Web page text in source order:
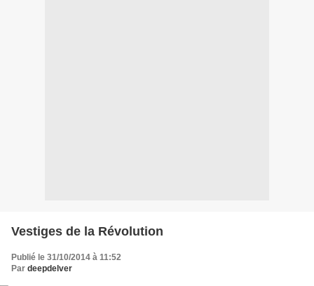
Vestiges de la Révolution
Publié le 31/10/2014 à 11:52
Par deepdelver